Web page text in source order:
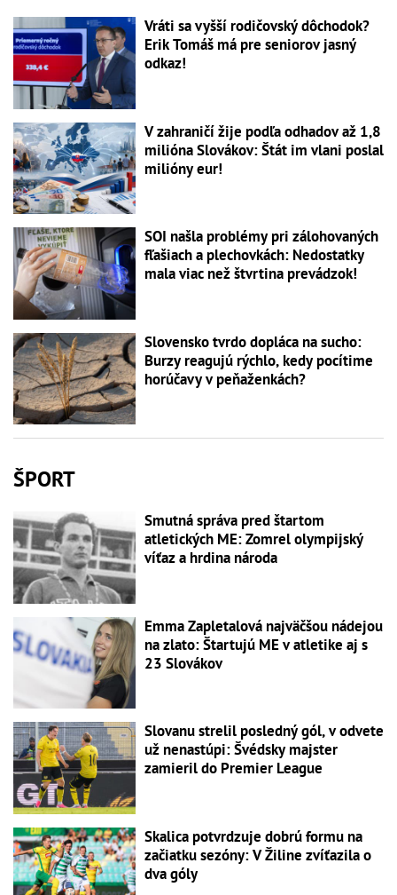
Vráti sa vyšší rodičovský dôchodok?
Erik Tomáš má pre seniorov jasný
odkaz!
V zahraničí žije podľa odhadov až 1,8
milióna Slovákov: Štát im vlani poslal
milióny eur!
SOI našla problémy pri zálohovaných
fľašiach a plechovkách: Nedostatky
mala viac než štvrtina prevádzok!
Slovensko tvrdo dopláca na sucho:
Burzy reagujú rýchlo, kedy pocítime
horúčavy v peňaženkách?
ŠPORT
Smutná správa pred štartom
atletických ME: Zomrel olympijský
víťaz a hrdina národa
Emma Zapletalová najväčšou nádejou
na zlato: Štartujú ME v atletike aj s
23 Slovákov
Slovanu strelil posledný gól, v odvete
už nenastúpi: Švédsky majster
zamieril do Premier League
Skalica potvrdzuje dobrú formu na
začiatku sezóny: V Žiline zvíťazila o
dva góly